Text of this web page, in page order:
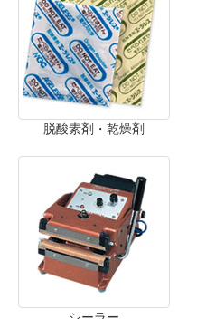
脱酸素剤・乾燥剤